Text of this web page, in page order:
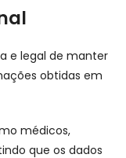
e legal de manter
obtidas em
médicos,
que os dados